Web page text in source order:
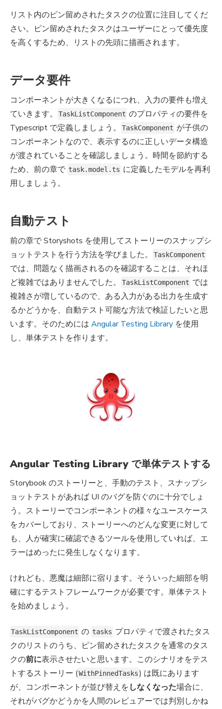
リスト内のピン留めされたタスクの位置に注目してくだ
さい。ピン留めされたタスクはユーザーにとって優先度
を高くするため、リストの先頭に描画されます。
データ要件
コンポーネントが大きくなるにつれ、入力の要件も増え
ていきます。
TaskListComponent のプロパティの要件を
Typescript で定義しましょう。
TaskComponent が子供の
コンポーネントなので、表示するのに正しいデータ構造
が渡されていることを確認しましょう。時間を節約する
ため、前の章で task.model.ts に定義したモデルを再利
用しましょう。
自動テスト
前の章で Storyshots を使用してストーリーのスナップシ
ョットテストを行う方法を学びました。
TaskComponent
では、問題なく描画されるのを確認することは、それほ
ど複雑ではありませんでした。
TaskListComponent では
複雑さが増しているので、ある入力がある出力を生成す
るかどうかを、自動テスト可能な方法で検証したいと思
います。そのためには Angular Testing Library を使用
し、単体テストを作ります。
Angular Testing Library で単体テストする
Storybook のストーリーと、手動のテスト、スナップシ
ョットテストがあれば UI のバグを防ぐのに十分でしょ
う。ストーリーでコンポーネントの様々なユースケース
をカバーしており、ストーリーへのどんな変更に対して
も、人が確実に確認できるツールを使用していれば、エ
ラーはめったに発生しなくなります。
けれども、悪魔は細部に宿ります。そういった細部を明
確にするテストフレームワークが必要です。単体テスト
を始めましょう。
TaskListComponent の tasks プロパティで渡されたタス
クのリストのうち、ピン留めされたタスクを通常のタス
クの前に表示させたいと思います。このシナリオをテス
トするストーリー (WithPinnedTasks) は既にあります
が、コンポーネントが並び替えをしなくなった場合に、
それがバグかどうかを人間のレビュアーでは判別しかね